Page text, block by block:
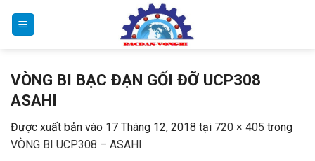
VÒNG BI BẠC ĐẠN GỐI ĐỠ UCP308
ASAHI
Được xuất bản vào 17 Tháng 12, 2018 tại 720 × 405 trong
VÒNG BI UCP308 – ASAHI